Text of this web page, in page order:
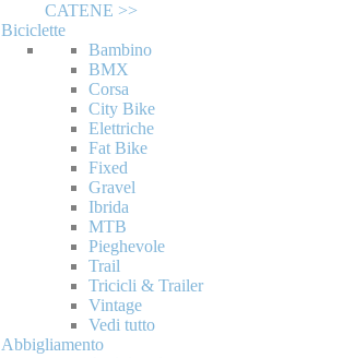
CATENE >>
Biciclette
Bambino
BMX
Corsa
City Bike
Elettriche
Fat Bike
Fixed
Gravel
Ibrida
MTB
Pieghevole
Trail
Tricicli & Trailer
Vintage
Vedi tutto
Abbigliamento